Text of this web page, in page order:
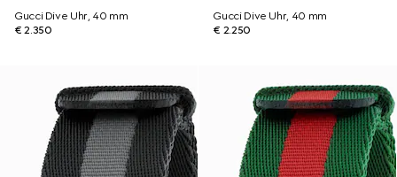
Gucci Dive Uhr, 40 mm
€ 2.350
Gucci Dive Uhr, 40 mm
€ 2.250